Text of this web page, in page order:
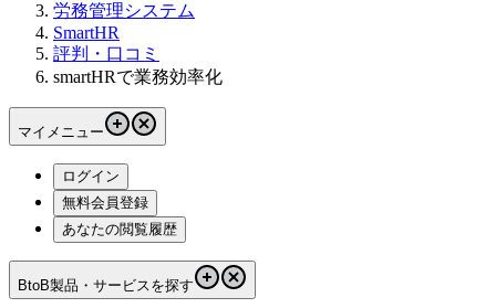
労務管理システム
SmartHR
評判・口コミ
smartHRで業務効率化
マイメニュー
ログイン
無料会員登録
あなたの閲覧履歴
BtoB製品・サービスを探す